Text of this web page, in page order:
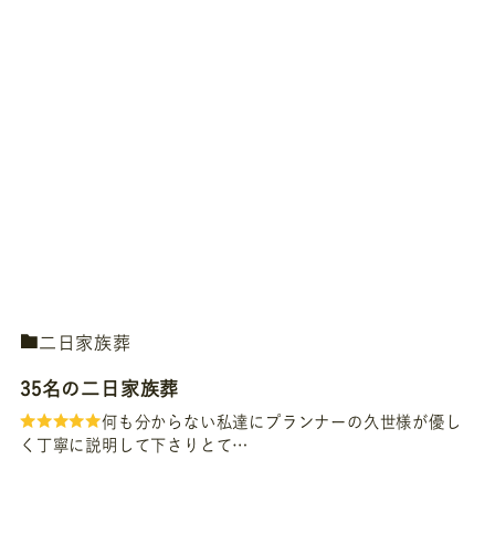
二日家族葬
35名の二日家族葬
何も分からない私達にプランナーの久世様が優し
く丁寧に説明して下さりとて…